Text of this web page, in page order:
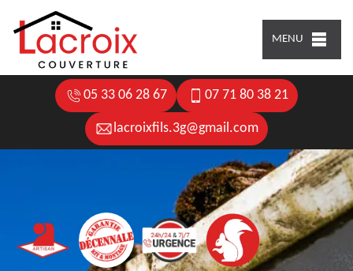
MENU
05 33 06 28 67 07 71 80 38 21
lacroixfils.3g@gmail.com